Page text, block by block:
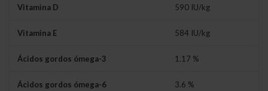
Vitamina D 590 IU/kg
Vitamina E 584 IU/kg
Ácidos gordos ómega-3 1.17 %
Ácidos gordos ómega-6 3.6 %